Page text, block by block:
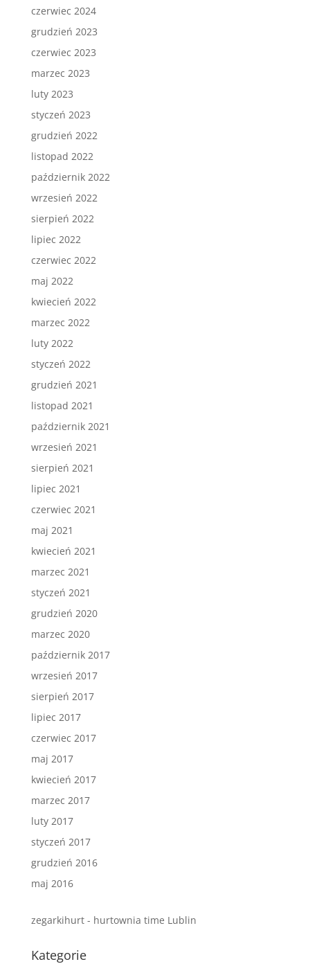
czerwiec 2024
grudzień 2023
czerwiec 2023
marzec 2023
luty 2023
styczeń 2023
grudzień 2022
listopad 2022
październik 2022
wrzesień 2022
sierpień 2022
lipiec 2022
czerwiec 2022
maj 2022
kwiecień 2022
marzec 2022
luty 2022
styczeń 2022
grudzień 2021
listopad 2021
październik 2021
wrzesień 2021
sierpień 2021
lipiec 2021
czerwiec 2021
maj 2021
kwiecień 2021
marzec 2021
styczeń 2021
grudzień 2020
marzec 2020
październik 2017
wrzesień 2017
sierpień 2017
lipiec 2017
czerwiec 2017
maj 2017
kwiecień 2017
marzec 2017
luty 2017
styczeń 2017
grudzień 2016
maj 2016
zegarkihurt - hurtownia time Lublin
Kategorie